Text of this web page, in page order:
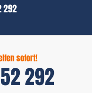
292
sofort!
292